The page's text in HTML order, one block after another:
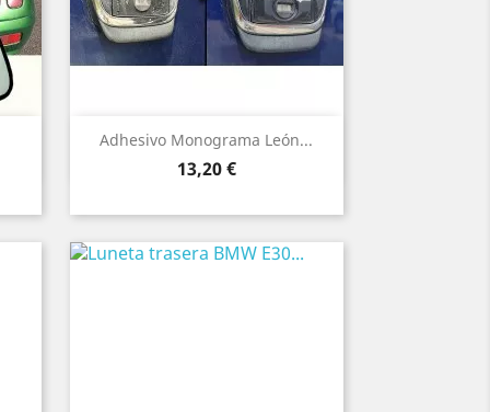
Adhesivo Monograma León...
Precio
13,20 €
 Vista rápida